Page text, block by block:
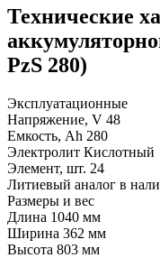
Технические
PzS 280)
Эксплуатационные
Напряжение, V 48
Емкость, Ah 280
Электролит Кислотный
Элемент, шт. 24
Литиевый аналог в
Размеры и вес
Длина 1040 мм
Ширина 362 мм
Высота 803 мм